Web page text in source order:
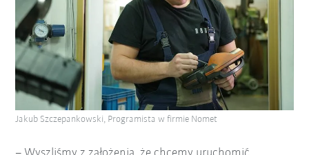
Jakub Szczepankowski, Programista w firmie Nomet